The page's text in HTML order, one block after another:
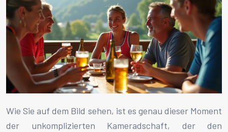
Wie Sie auf dem Bild sehen, ist es genau dieser Moment
der unkomplizierten Kameradschaft, der den